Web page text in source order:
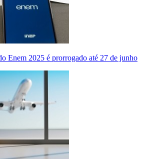
Enem 2025 é prorrogado até 27 de junho